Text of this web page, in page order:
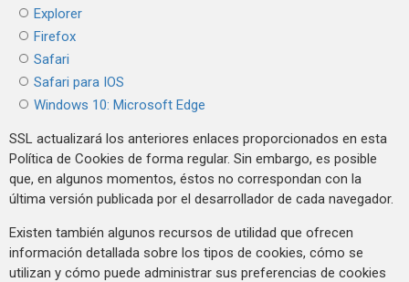
Explorer
Firefox
Safari
Safari para IOS
Windows 10: Microsoft Edge
SSL actualizará los anteriores enlaces proporcionados en esta
Política de Cookies de forma regular. Sin embargo, es posible
que, en algunos momentos, éstos no correspondan con la
última versión publicada por el desarrollador de cada navegador.
Existen también algunos recursos de utilidad que ofrecen
información detallada sobre los tipos de cookies, cómo se
utilizan y cómo puede administrar sus preferencias de cookies